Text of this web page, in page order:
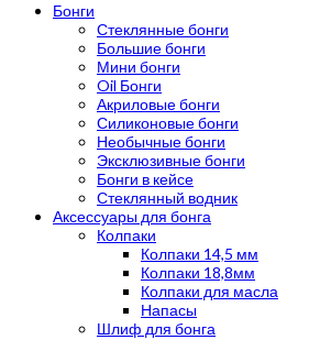
Бонги
Стеклянные бонги
Большие бонги
Мини бонги
Oil Бонги
Акриловые бонги
Силиконовые бонги
Необычные бонги
Эксклюзивные бонги
Бонги в кейсе
Стеклянный водник
Аксессуары для бонга
Колпаки
Колпаки 14,5 мм
Колпаки 18,8мм
Колпаки для масла
Напасы
Шлиф для бонга